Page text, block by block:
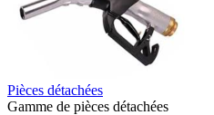
Pièces détachées
Gamme de pièces détachées